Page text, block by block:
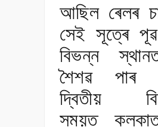
আছিল ৰেলৰ
সেই সূত্ৰে
বিভন্ন
শৈশৱ পাৰ
দ্বিতীয়
সময়ত